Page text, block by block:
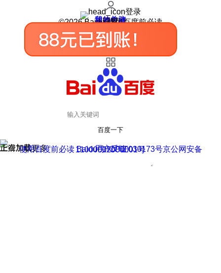
登录
我的关注
我的收藏
皮肤中心
用户反馈
设置
©2026 Baidu 使用百度前必读
百度一下
正在加载
上滑加载更多 用户反馈
使用百度前必读 Baidu 京ICP证030173号
京公网安备11000002000001号